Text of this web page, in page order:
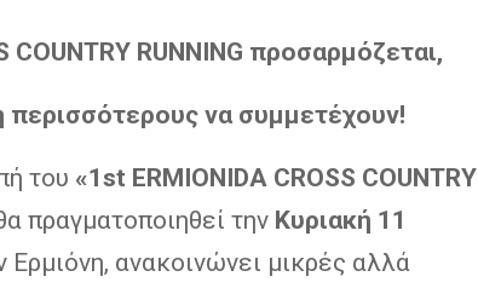
COUNTRY RUNNING προσαρμόζεται,
περισσότερους να συμμετέχουν!
του «1st ERMIONIDA CROSS COUNTRY
πραγματοποιηθεί την Κυριακή 11
Ερμιόνη, ανακοινώνει μικρές αλλά